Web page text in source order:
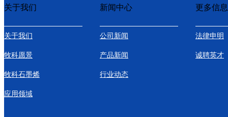
关于我们 新闻中心 更多信息
关于我们
牧科愿景
牧科石墨烯
应用领域
公司新闻
产品新闻
行业动态
法律申明
诚聘英才